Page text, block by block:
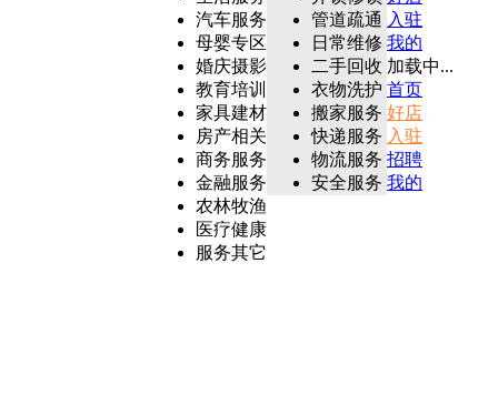
汽车服务
母婴专区
婚庆摄影
教育培训
家具建材
房产相关
商务服务
金融服务
农林牧渔
医疗健康
服务其它
管道疏通
日常维修
二手回收
衣物洗护
搬家服务
快递服务
物流服务
安全服务
入驻
我的
加载中...
首页
好店
入驻
招聘
我的